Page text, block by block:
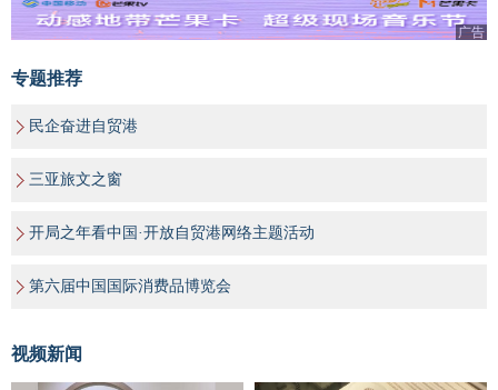
广告
专题推荐
民企奋进自贸港
三亚旅文之窗
开局之年看中国·开放自贸港网络主题活动
第六届中国国际消费品博览会
视频新闻